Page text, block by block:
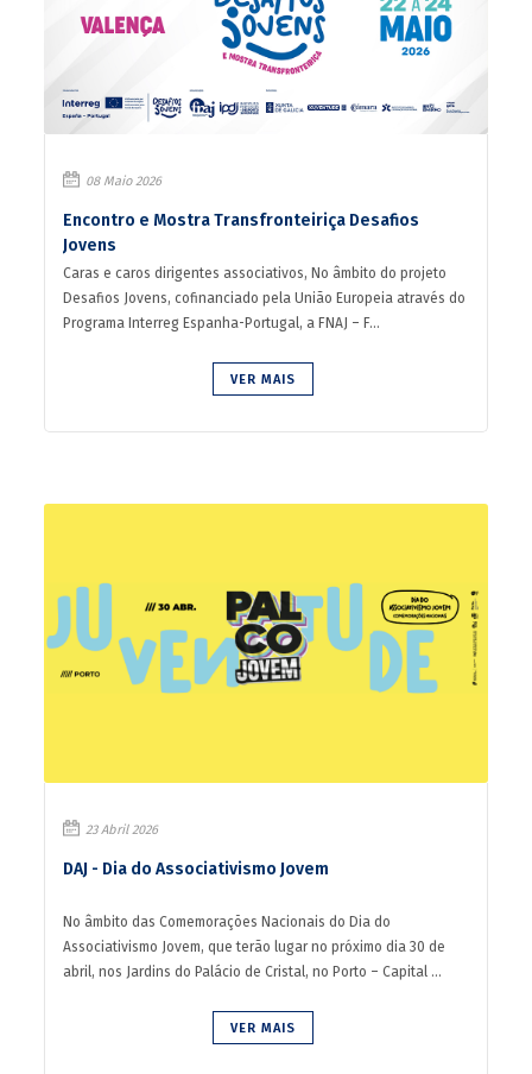
08 Maio 2026
Encontro e Mostra Transfronteiriça Desafios
Jovens
Caras e caros dirigentes associativos, No âmbito do projeto
Desafios Jovens, cofinanciado pela União Europeia através do
Programa Interreg Espanha-Portugal, a FNAJ – F...
VER MAIS
23 Abril 2026
DAJ - Dia do Associativismo Jovem
No âmbito das Comemorações Nacionais do Dia do
Associativismo Jovem, que terão lugar no próximo dia 30 de
abril, nos Jardins do Palácio de Cristal, no Porto – Capital ...
VER MAIS